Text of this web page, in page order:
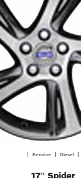
| Benzine | Diesel |
17″ Spider